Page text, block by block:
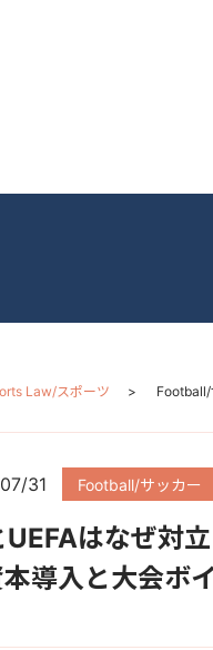
Law/スポーツ
31 Football/サッカー
UEFAはなぜ対
導入と大会ボ